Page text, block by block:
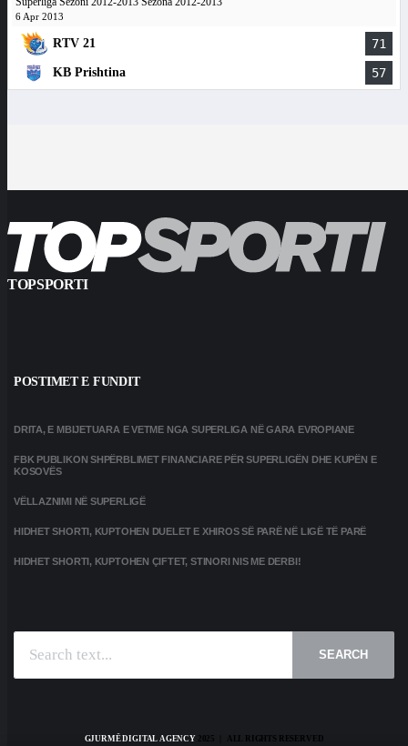
6 Apr 2013
RTV 21 71
KB Prishtina 57
TOPSPORTI
POSTIMET E FUNDIT
DRITA, E MBIJETUARA E VETME NGA SUPERLIGA NË GARA EVROPIANE
FBK PUBLIKON SHPËRBLIMET FINANCIARE PËR SUPERLIGËN DHE KUPËN E
KOSOVËS
VËLLAZNIMI NË SUPERLIGË
HIDHET SHORTI, KUPTOHEN DUELET E XHIROS SË PARË NË LIGË TË PARË
HIDHET SHORTI, KUPTOHEN ÇIFTET, STINORI NIS ME DERBI!
SEARCH
GJURMË DIGITAL AGENCY2025 | ALL RIGHTS RESERVED